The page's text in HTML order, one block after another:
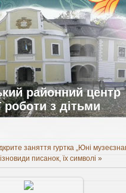
районний центр
роботи з дітьми
заняття гуртка „Юні
писанок, їх символі »